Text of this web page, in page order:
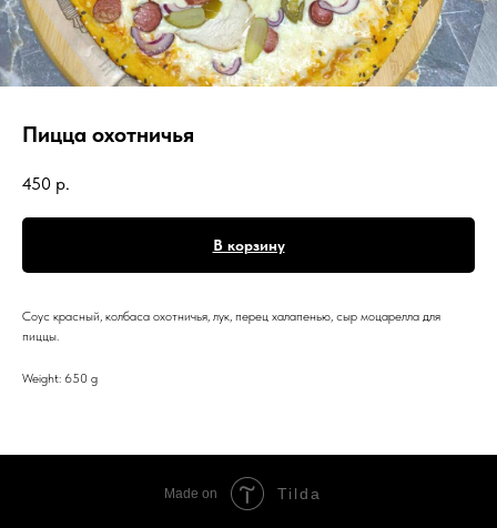
Пицца охотничья
450 р.
В корзину
Соус красный, колбаса охотничья, лук, перец халапенью, сыр моцарелла для
пиццы.
Weight: 650 g
Made on Tilda